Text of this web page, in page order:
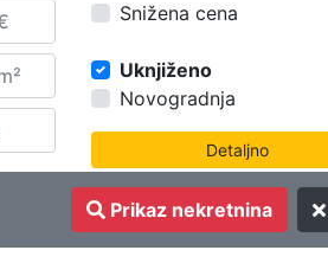
Snižena cena
Uknjiženo
Novogradnja
Prikaz nekretnina